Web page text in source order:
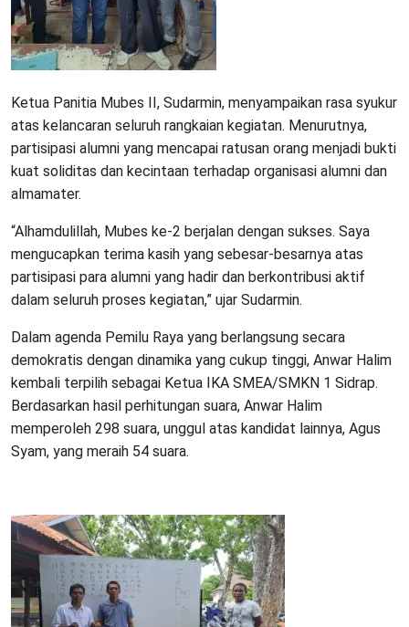
Ketua Panitia Mubes II, Sudarmin, menyampaikan rasa syukur
atas kelancaran seluruh rangkaian kegiatan. Menurutnya,
partisipasi alumni yang mencapai ratusan orang menjadi bukti
kuat soliditas dan kecintaan terhadap organisasi alumni dan
almamater.
“Alhamdulillah, Mubes ke-2 berjalan dengan sukses. Saya
mengucapkan terima kasih yang sebesar-besarnya atas
partisipasi para alumni yang hadir dan berkontribusi aktif
dalam seluruh proses kegiatan,” ujar Sudarmin.
Dalam agenda Pemilu Raya yang berlangsung secara
demokratis dengan dinamika yang cukup tinggi, Anwar Halim
kembali terpilih sebagai Ketua IKA SMEA/SMKN 1 Sidrap.
Berdasarkan hasil perhitungan suara, Anwar Halim
memperoleh 298 suara, unggul atas kandidat lainnya, Agus
Syam, yang meraih 54 suara.